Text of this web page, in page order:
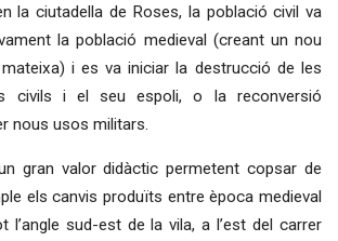
la ciutadella de Roses, la població civil va
la població medieval (creant un nou
i es va iniciar la destrucció de les
civils i el seu espoli, o la reconversió
nous usos militars.
gran valor didàctic permetent copsar de
els canvis produïts entre època medieval
l’angle sud-est de la vila, a l’est del carrer